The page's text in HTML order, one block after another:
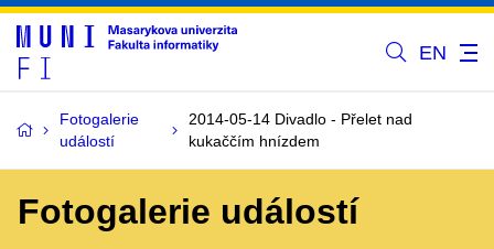
EN
Fotogalerie
událostí
2014-05-14 Divadlo - Přelet nad
kukaččím hnízdem
Fotogalerie událostí